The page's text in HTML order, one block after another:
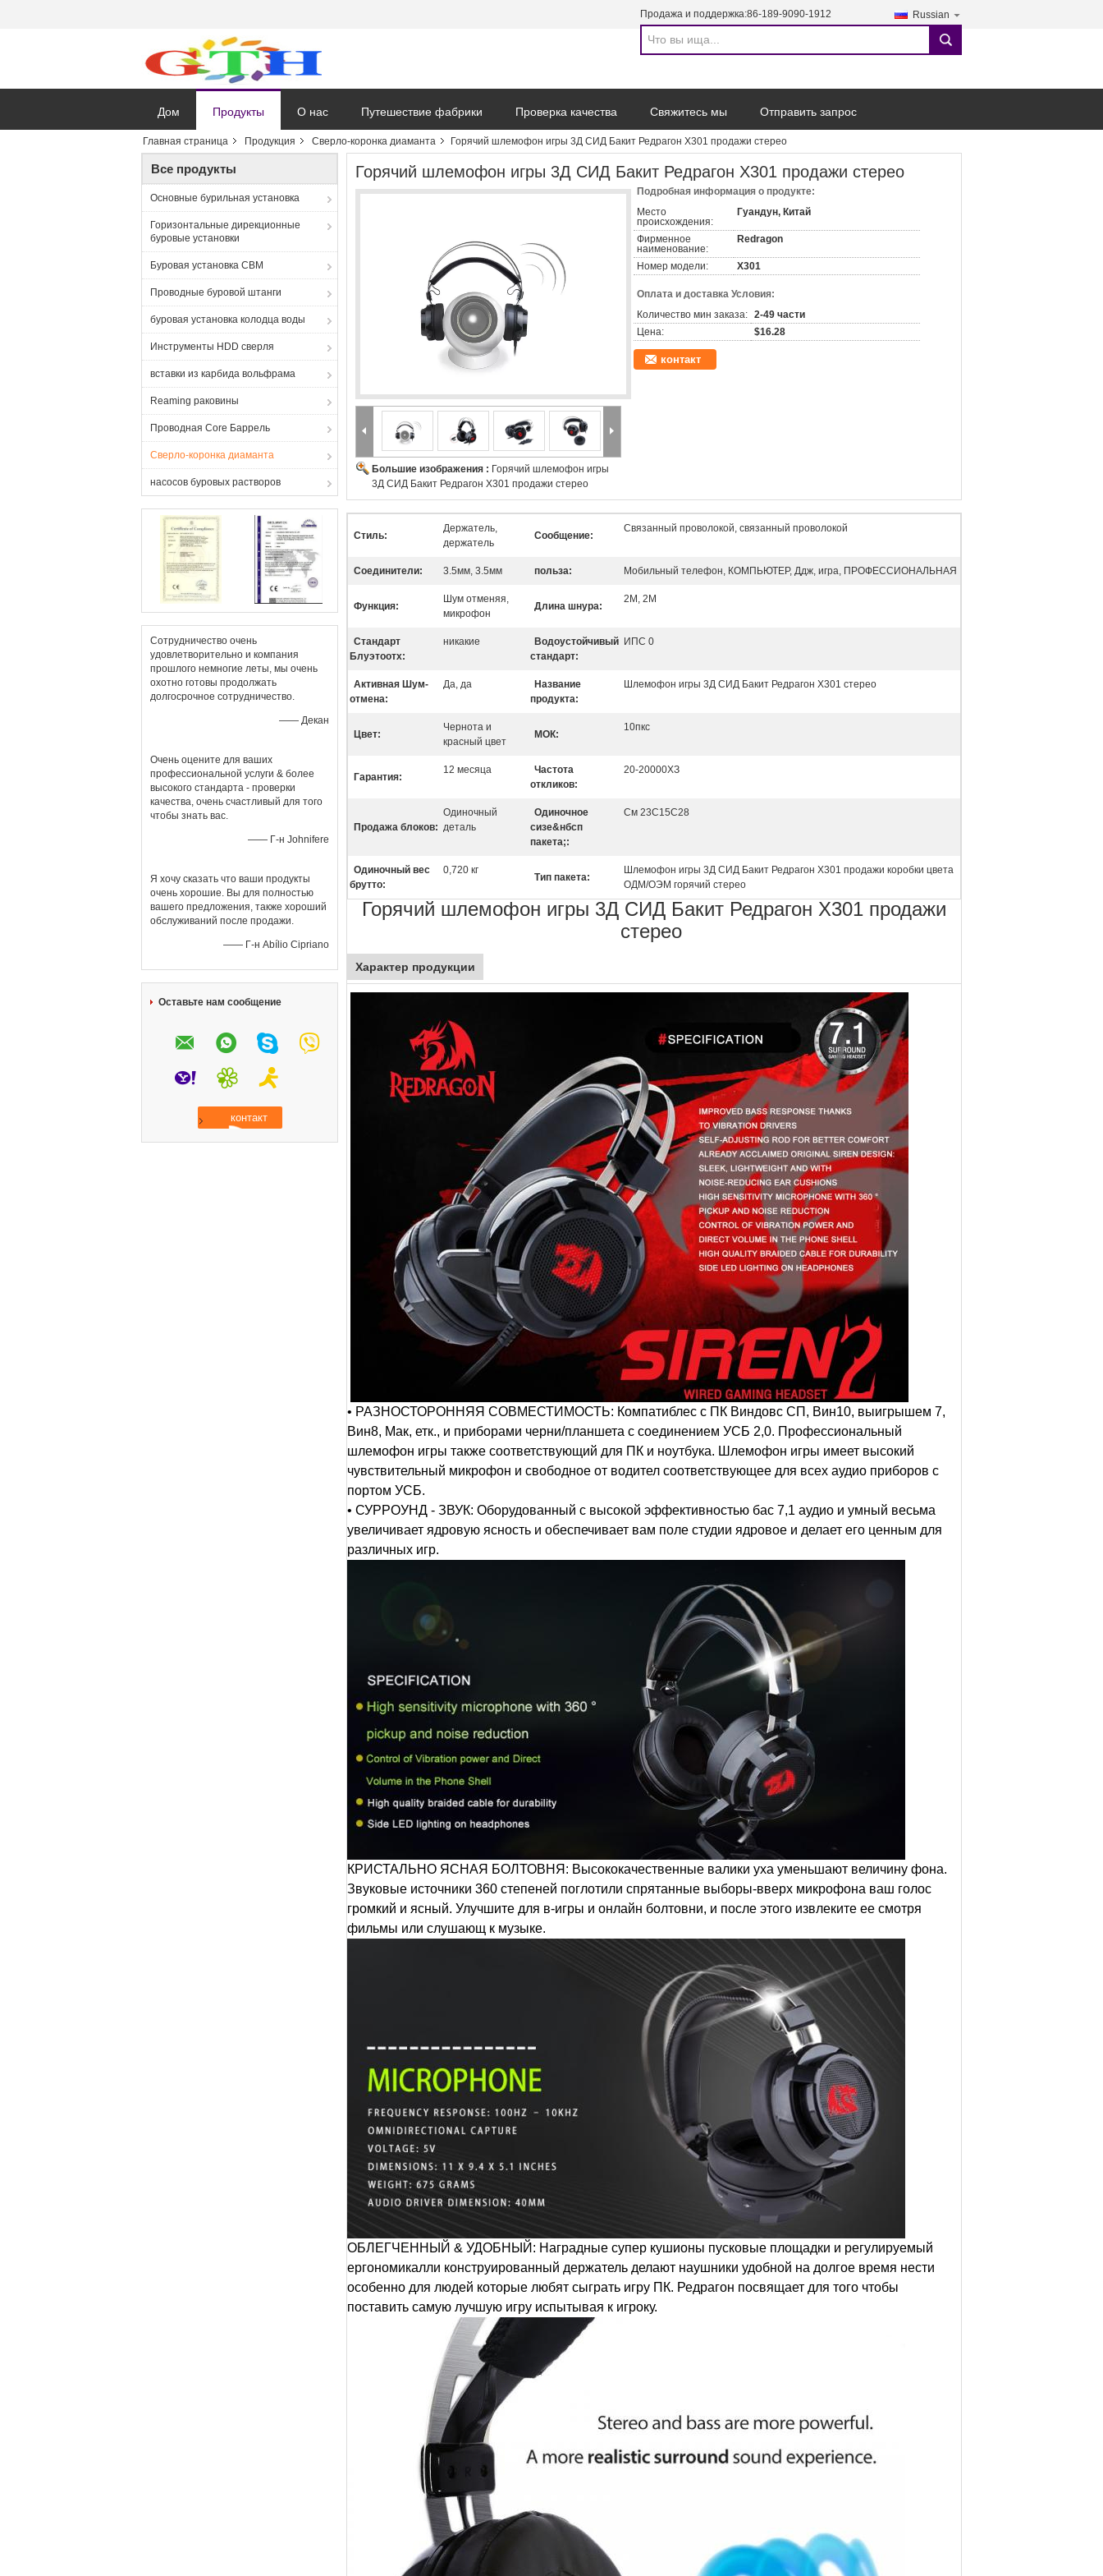
Продажа и поддержка:86-189-9090-1912 Russian
search
Дом Продукты О нас Путешествие фабрики Проверка качества Свяжитесь мы Отправить запрос
Главная страница Продукция Сверло-коронка диаманта Горячий шлемофон игры 3Д СИД Бакит Редрагон Х301 продажи стерео
Все продукты
Основные бурильная установка
Горизонтальные дирекционные
буровые установки
Буровая установка CBM
Проводные буровой штанги
буровая установка колодца воды
Инструменты HDD сверля
вставки из карбида вольфрама
Reaming раковины
Проводная Core Баррель
Сверло-коронка диаманта
насосов буровых растворов
Сотрудничество очень
удовлетворительно и компания
прошлого немногие леты, мы очень
охотно готовы продолжать
долгосрочное сотрудничество.
—— Декан
Очень оцените для ваших
профессиональной услуги & более
высокого стандарта - проверки
качества, очень счастливый для того
чтобы знать вас.
—— Г-н Johnifere
Я хочу сказать что ваши продукты
очень хорошие. Вы для полностью
вашего предложения, также хороший
обслуживаний после продажи.
—— Г-н Abílio Cipriano
Оставьте нам сообщение
Горячий шлемофон игры 3Д СИД Бакит Редрагон Х301 продажи стерео
Большие изображения : Горячий шлемофон игры
3Д СИД Бакит Редрагон Х301 продажи стерео
Подробная информация о продукте:
Место
происхождения:
Гуандун, Китай
Фирменное
наименование:
Redragon
Номер модели: Х301
Оплата и доставка Условия:
Количество мин заказа: 2-49 части
Цена:
$16.28
контакт
Стиль:
Держатель,
держатель
Сообщение:
Связанный проволокой, связанный проволокой
Соединители: 3.5мм, 3.5мм польза: Мобильный телефон, КОМПЬЮТЕР, Ддж, игра, ПРОФЕССИОНАЛЬНАЯ
Функция:
Шум отменяя,
микрофон
Длина шнура:
2М, 2М
Стандарт
Блуэтоотх:
никакие
Водоустойчивый
стандарт:
ИПС 0
Активная Шум-
отмена:
Да, да
Название
продукта:
Шлемофон игры 3Д СИД Бакит Редрагон Х301 стерео
Цвет:
Чернота и
красный цвет
МОК:
10пкс
Гарантия:
12 месяца
Частота
откликов:
20-20000ХЗ
Продажа блоков:
Одиночный
деталь
Одиночное
сизе&нбсп
пакета;:
См 23С15С28
Одиночный вес
брутто:
0,720 кг
Тип пакета:
Шлемофон игры 3Д СИД Бакит Редрагон Х301 продажи коробки цвета
ОДМ/ОЭМ горячий стерео
Горячий шлемофон игры 3Д СИД Бакит Редрагон Х301 продажи
стерео
Характер продукции
• РАЗНОСТОРОННЯЯ СОВМЕСТИМОСТЬ: Компатиблес с ПК Виндовс СП, Вин10, выигрышем 7,
Вин8, Мак, етк., и приборами черни/планшета с соединением УСБ 2,0. Профессиональный
шлемофон игры также соответствующий для ПК и ноутбука. Шлемофон игры имеет высокий
чувствительный микрофон и свободное от водител соответствующее для всех аудио приборов с
портом УСБ.
• СУРРОУНД - ЗВУК: Оборудованный с высокой эффективностью бас 7,1 аудио и умный весьма
увеличивает ядровую ясность и обеспечивает вам поле студии ядровое и делает его ценным для
различных игр.
КРИСТАЛЬНО ЯСНАЯ БОЛТОВНЯ: Высококачественные валики уха уменьшают величину фона.
Звуковые источники 360 степеней поглотили спрятанные выборы-вверх микрофона ваш голос
громкий и ясный. Улучшите для в-игры и онлайн болтовни, и после этого извлеките ее смотря
фильмы или слушающ к музыке.
ОБЛЕГЧЕННЫЙ & УДОБНЫЙ: Наградные супер кушионы пусковые площадки и регулируемый
ергономикалли конструированный держатель делают наушники удобной на долгое время нести
особенно для людей которые любят сыграть игру ПК. Редрагон посвящает для того чтобы
поставить самую лучшую игру испытывая к игроку.